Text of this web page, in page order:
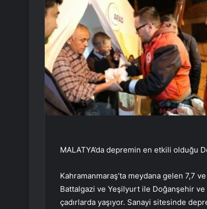
MALATYA’da depremin en etkili olduğu
Kahramanmaraş’ta meydana gelen 7,7
Battalgazi ve Yeşilyurt ile Doğanşehir ve
çadırlarda yaşıyor. Sanayi sitesinde